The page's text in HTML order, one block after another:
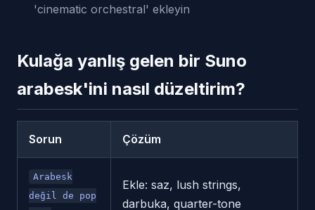
'cinematic orchestral' ekleyin
Kulağa yanlış gelen bir Suno
arabesk'ini nasıl düzeltirim?
Sorun Çözüm
Arabesk
değil de pop
Ekle: saz, lush strings,
darbuka, quarter-tone